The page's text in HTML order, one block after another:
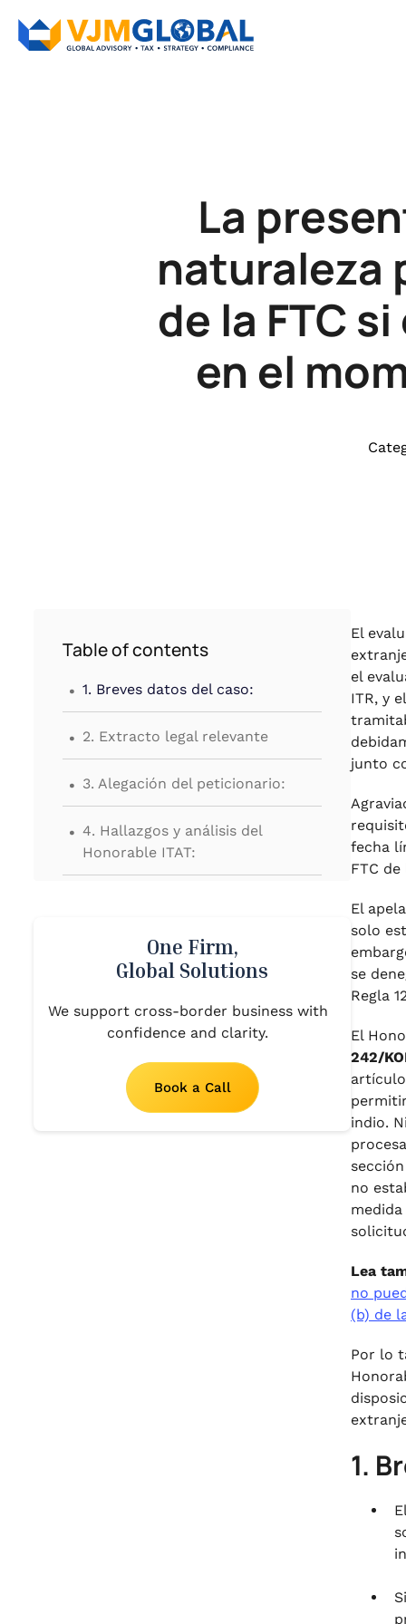
La
naturaleza
de la FTC
en el
Table of contents
. 1. Breves datos del caso:
. 2. Extracto legal relevante
. 3. Alegación del peticionario:
. 4. Hallazgos y análisis del
Honorable ITAT:
One Firm,
Global Solutions
We support cross-border business with
confidence and clarity.
Book a Call
El
el
ITR, y
junto
fecha
FTC
El
solo
se
Regla
El
242/
artículo
indio.
no
Lea
no
(b) de
Por lo
1.